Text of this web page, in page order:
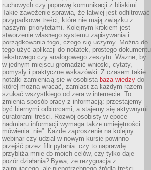
ruchowych czy poprawę komunikacji z bliskimi.
Takie zawężenie sprawia, że łatwiej jest odfiltrować
przypadkowe treści, które nie mają związku z
naszymi priorytetami. Kolejnym krokiem jest
stworzenie własnego systemu zapisywania i
porządkowania tego, czego się uczymy. Można do
tego użyć aplikacji do notatek, prostego dokumentu
tekstowego czy analogowego zeszytu. Ważne, by
w jednym miejscu gromadzić wnioski, cytaty,
pomysły i praktyczne wskazówki. Z czasem takie
notatki zamieniają się w osobistą baza wiedzy do
której można wracać, zamiast za każdym razem
szukać wszystkiego od zera w internecie. To
zmienia sposób pracy z informacją: przestajemy
być biernymi odbiorcami, a stajemy się aktywnymi
curatorami treści. Rozwój osobisty w epoce
nadmiaru informacji wymaga także umiejętności
mówienia „nie”. Każde zaproszenie na kolejny
webinar czy udział w nowym kursie powinno
przejść przez filtr pytania: czy to naprawdę
przybliża mnie do moich celów, czy tylko daje
pozór działania? Bywa, że rezygnacja z
zajmującego, ale niepotrzebnego źródła treści